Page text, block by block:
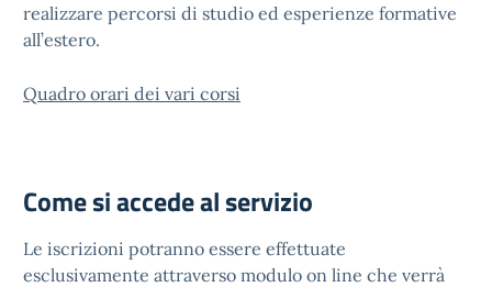
realizzare percorsi di studio ed esperienze formative
all’estero.
Quadro orari dei vari corsi
Come si accede al servizio
Le iscrizioni potranno essere effettuate
esclusivamente attraverso modulo on line che verrà